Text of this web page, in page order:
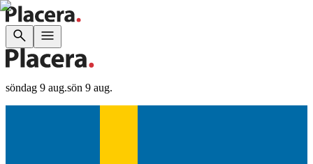
söndag 9 aug.sön 9 aug.